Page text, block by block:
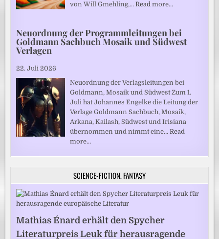
von Will Gmehling,…Read more…
Neuordnung der Programmleitungen bei
Goldmann Sachbuch Mosaik und Südwest
Verlagen
22. Juli 2026
Neuordnung der Verlagsleitungen bei
Goldmann, Mosaik und Südwest Zum 1.
Juli hat Johannes Engelke die Leitung der
Verlage Goldmann Sachbuch, Mosaik,
Arkana, Kailash, Südwest und Irisiana
übernommen und nimmt eine…Read
more…
SCIENCE-FICTION, FANTASY
Mathias Énard erhält den Spycher
Literaturpreis Leuk für herausragende